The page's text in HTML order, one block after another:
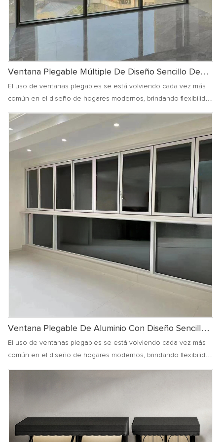
Ventana Plegable Múltiple De Diseño Sencillo De
Aluminio
El uso de ventanas plegables se está volviendo cada vez más
común en el diseño de hogares modernos, brindando flexibilidad
apertura de múltiples puertas conectadas entre sí.
Ventana Plegable De Aluminio Con Diseño Sencillo
Y Plegable De 8 Pliegues.
El uso de ventanas plegables se está volviendo cada vez más
común en el diseño de hogares modernos, brindando flexibilidad